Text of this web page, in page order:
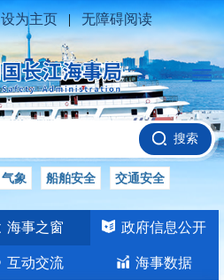
设为主页 | 无障碍阅读
搜索
气象 船舶安全 交通安全
交通安全知识 长江
海事之窗 政府信息公开
互动交流 海事数据